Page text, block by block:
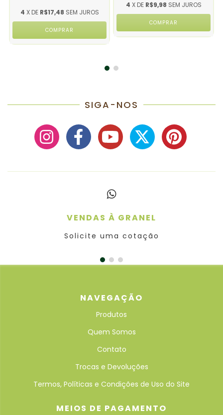
4 X DE R$17,48 SEM JUROS
4 X DE R$9,98 SEM JUROS
SIGA-NOS
VENDAS À GRANEL
Solicite uma cotação
NAVEGAÇÃO
Produtos
Quem Somos
Contato
Trocas e Devoluções
Termos, Políticas e Condições de Uso do Site
MEIOS DE PAGAMENTO